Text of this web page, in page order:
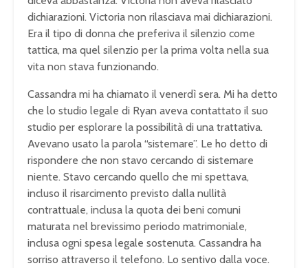
dichiarazioni. Victoria non rilasciava mai dichiarazioni.
Era il tipo di donna che preferiva il silenzio come
tattica, ma quel silenzio per la prima volta nella sua
vita non stava funzionando.
Cassandra mi ha chiamato il venerdì sera. Mi ha detto
che lo studio legale di Ryan aveva contattato il suo
studio per esplorare la possibilità di una trattativa.
Avevano usato la parola “sistemare”. Le ho detto di
rispondere che non stavo cercando di sistemare
niente. Stavo cercando quello che mi spettava,
incluso il risarcimento previsto dalla nullità
contrattuale, inclusa la quota dei beni comuni
maturata nel brevissimo periodo matrimoniale,
inclusa ogni spesa legale sostenuta. Cassandra ha
sorriso attraverso il telefono. Lo sentivo dalla voce.